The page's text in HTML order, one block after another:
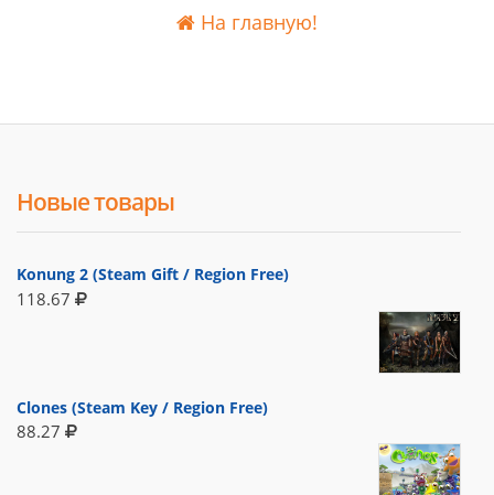
На главную!
Новые товары
Konung 2 (Steam Gift / Region Free)
118.67
Clones (Steam Key / Region Free)
88.27